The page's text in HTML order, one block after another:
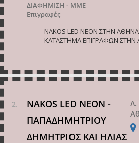
ΔΙΑΦΗΜΙΣΗ - ΜΜΕ
Επιγραφές
NAKOS LED NEON ΣΤΗΝ
ΚΑΤΑΣΤΗΜΑ ΕΠΙΓΡΑΦΩΝ ΣΤΗΝ
NAKOS LED NEON -
ΠΑΠΑΔΗΜΗΤΡΙΟΥ
ΔΗΜΗΤΡΙΟΣ ΚΑΙ ΗΛΙΑΣ
Λ.